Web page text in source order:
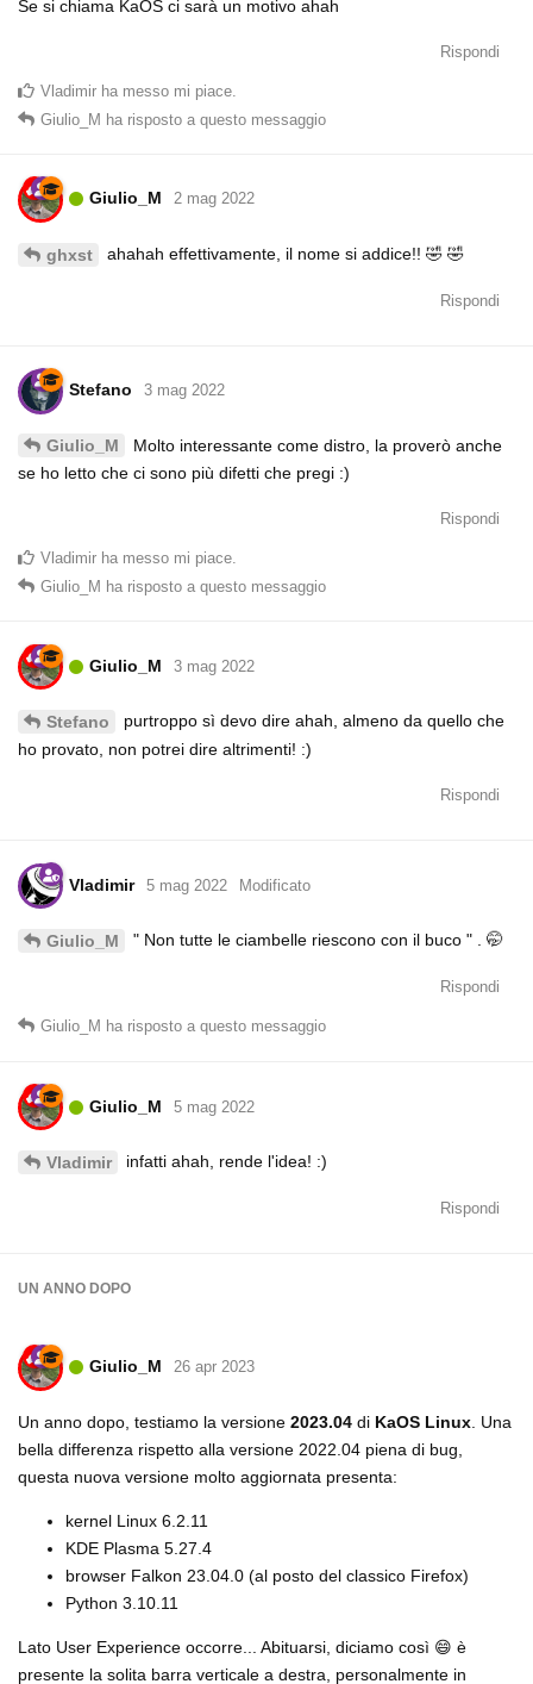
Se si chiama KaOS ci sarà un motivo ahah
Rispondi
Vladimir ha messo mi piace
Giulio_M ha risposto a questo messaggio
Giulio_M 2 mag 2022
ghxst ahahah effettivamente, il nome si addice!! 🤣 🤣
Rispondi
Stefano 3 mag 2022
Giulio_M
Molto interessante come distro, la proverò anche
se ho letto che ci sono più difetti che pregi :)
Rispondi
Vladimir ha messo mi piace.
Giulio_M ha risposto a questo messaggio
Giulio_M 3 mag 2022
Stefano
purtroppo sì devo dire ahah, almeno da quello che
ho provato, non potrei dire altrimenti! :)
Rispondi
Vladimir 5 mag 2022 Modificato
Giulio_M " Non tutte le ciambelle riescono con il buco " . 🤭
Rispondi
Giulio_M ha risposto a questo messaggio
Giulio_M 5 mag 2022
Vladimir infatti ahah, rende l'idea! :)
Rispondi
UN ANNO DOPO
Giulio_M 26 apr 2023
Un anno dopo, testiamo la versione 2023.04 di KaOS Linux . Una
bella differenza rispetto alla versione 2022.04 piena di bug,
questa nuova versione molto aggiornata presenta:
kernel Linux 6.2.11
KDE Plasma 5.27.4
browser Falkon 23.04.0 (al posto del classico Firefox)
Python 3.10.11
Lato User Experience occorre... Abituarsi, diciamo così 😄 è
presente la solita barra verticale a destra, personalmente in